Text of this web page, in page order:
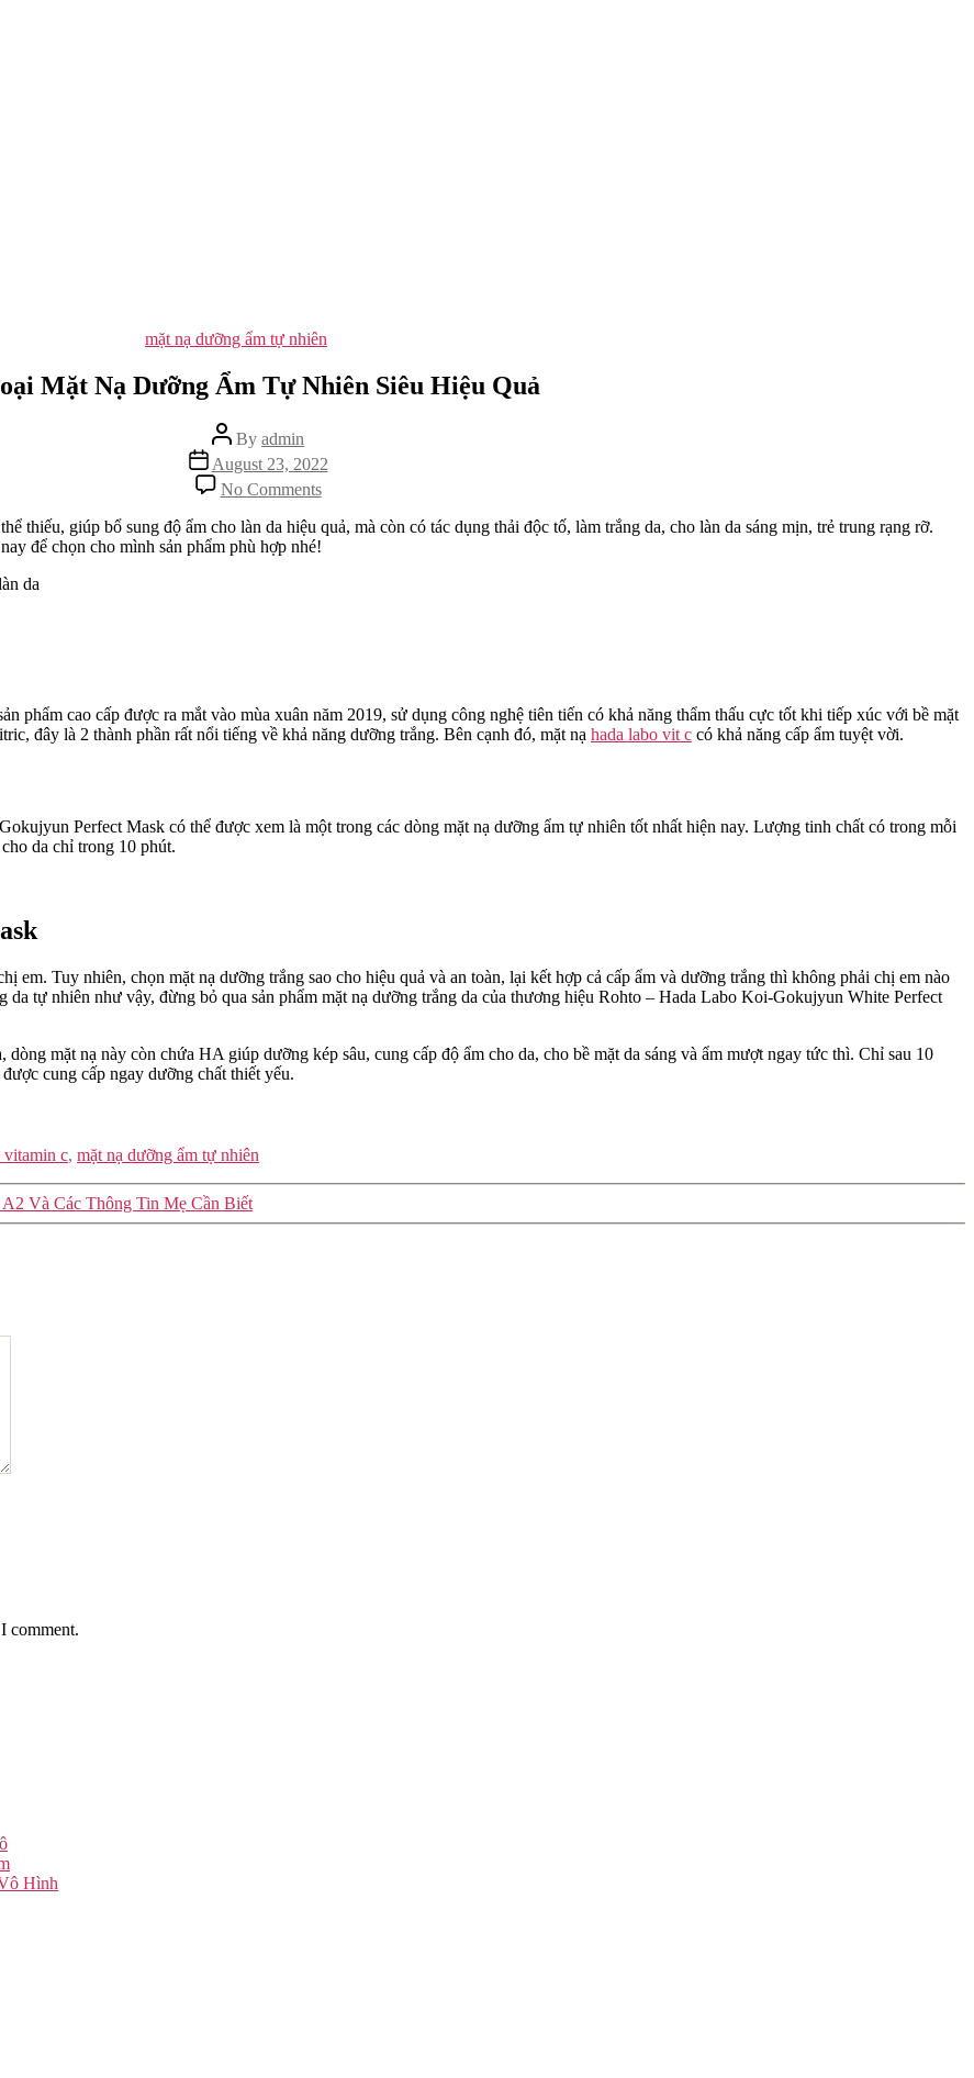
Categories
mặt nạ dưỡng ẩm tự nhiên
Mặt Nạ Dưỡng Ẩm Tự Nhiên Siêu Hiệu Quả
Post
author
By admin
Post
date
August 23, 2022
No Commentson
Các
Loại
Mặt
thiếu, giúp bổ sung độ ẩm cho làn da hiệu quả, mà còn có tác dụng thải độc tố, làm trắng da, cho làn da sáng mịn, trẻ trung rạng rỡ.
để chọn cho mình sản phẩm phù hợp nhé!
da
phẩm cao cấp được ra mắt vào mùa xuân năm 2019, sử dụng công nghệ tiên tiến có khả năng thẩm thấu cực tốt khi tiếp xúc với bề mặt
đây là 2 thành phần rất nổi tiếng về khả năng dưỡng trắng. Bên cạnh đó, mặt nạ hada labo vit c có khả năng cấp ẩm tuyệt vời.
Perfect Mask có thể được xem là một trong các dòng mặt nạ dưỡng ẩm tự nhiên tốt nhất hiện nay. Lượng tinh chất có trong mỗi
da chỉ trong 10 phút.
em. Tuy nhiên, chọn mặt nạ dưỡng trắng sao cho hiệu quả và an toàn, lại kết hợp cả cấp ẩm và dưỡng trắng thì không phải chị em nào
da tự nhiên như vậy, đừng bỏ qua sản phẩm mặt nạ dưỡng trắng da của thương hiệu Rohto – Hada Labo Koi-Gokujyun White Perfect
mặt nạ này còn chứa HA giúp dưỡng kép sâu, cung cấp độ ẩm cho da, cho bề mặt da sáng và ẩm mượt ngay tức thì. Chỉ sau 10
cung cấp ngay dưỡng chất thiết yếu.
vitamin c, mặt nạ dưỡng ẩm tự nhiên
A2 Và Các Thông Tin Mẹ Cần Biết
comment.
Hình